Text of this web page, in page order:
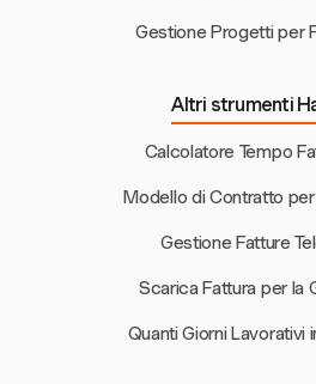
Gestione Progetti per
Altri strumenti
Calcolatore Tempo
Modello di Contratto
Gestione Fatture
Scarica Fattura per la
Quanti Giorni Lavorativi